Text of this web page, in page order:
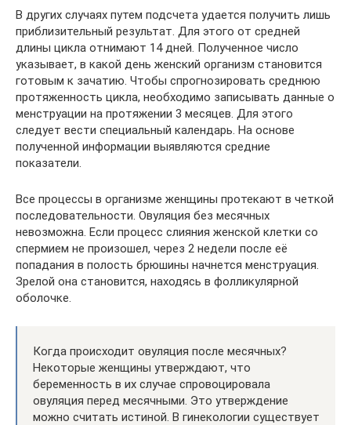
В других случаях путем подсчета удается получить лишь
приблизительный результат. Для этого от средней
длины цикла отнимают 14 дней. Полученное число
указывает, в какой день женский организм становится
готовым к зачатию. Чтобы спрогнозировать среднюю
протяженность цикла, необходимо записывать данные о
менструации на протяжении 3 месяцев. Для этого
следует вести специальный календарь. На основе
полученной информации выявляются средние
показатели.
Все процессы в организме женщины протекают в четкой
последовательности. Овуляция без месячных
невозможна. Если процесс слияния женской клетки со
спермием не произошел, через 2 недели после её
попадания в полость брюшины начнется менструация.
Зрелой она становится, находясь в фолликулярной
оболочке.
Когда происходит овуляция после месячных?
Некоторые женщины утверждают, что
беременность в их случае спровоцировала
овуляция перед месячными. Это утверждение
можно считать истиной. В гинекологии существует